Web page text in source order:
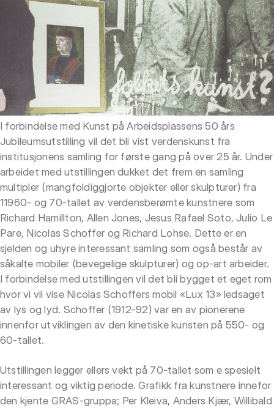
I forbindelse med Kunst på Arbeidsplassens 50 års
Jubileumsutstilling vil det bli vist verdenskunst fra
institusjonens samling for første gang på over 25 år. Under
arbeidet med utstillingen dukket det frem en samling
multipler (mangfoldiggjorte objekter eller skulpturer) fra
11960- og 70-tallet av verdensberømte kunstnere som
Richard Hamillton, Allen Jones, Jesus Rafael Soto, Julio Le
Pare, Nicolas Schoffer og Richard Lohse. Dette er en
sjelden og uhyre interessant samling som også består av
såkalte mobiler (bevegelige skulpturer) og op-art arbeider.
I forbindelse med utstillingen vil det bli bygget et eget rom
hvor vi vil vise Nicolas Schoffers mobil «Lux 13» ledsaget
av lys og lyd. Schoffer (1912-92) var en av pionerene
innenfor utviklingen av den kinetiske kunsten på 550- og
60-tallet.
Utstillingen legger ellers vekt på 70-tallet som e spesielt
interessant og viktig periode. Grafikk fra kunstnere innefor
den kjente GRAS-gruppa; Per Kleiva, Anders Kjær, Willibald